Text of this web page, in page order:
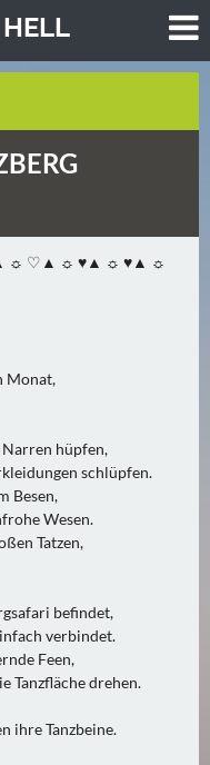
HELL
☼ ♡▲ ☼ ♥▲ ☼ ♥▲ ☼
Monat,
Narren hüpfen,
schlüpfen.
Besen,
Wesen.
Tatzen,
befindet,
verbindet.
Feen,
Tanzfläche drehen.
ihre Tanzbeine.